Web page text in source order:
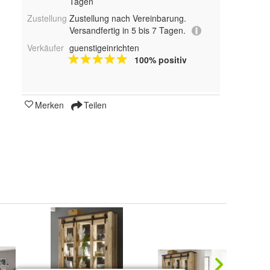
Zustellung Zustellung nach Vereinbarung.
Versandfertig in 5 bis 7 Tagen.
Verkäufer guenstigeinrichten
100% positiv
Merken Teilen